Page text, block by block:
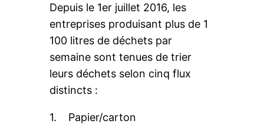
Depuis le 1er juillet 2016, les
entreprises produisant plus de 1
100 litres de déchets par
semaine sont tenues de trier
leurs déchets selon cinq flux
distincts :
1. Papier/carton